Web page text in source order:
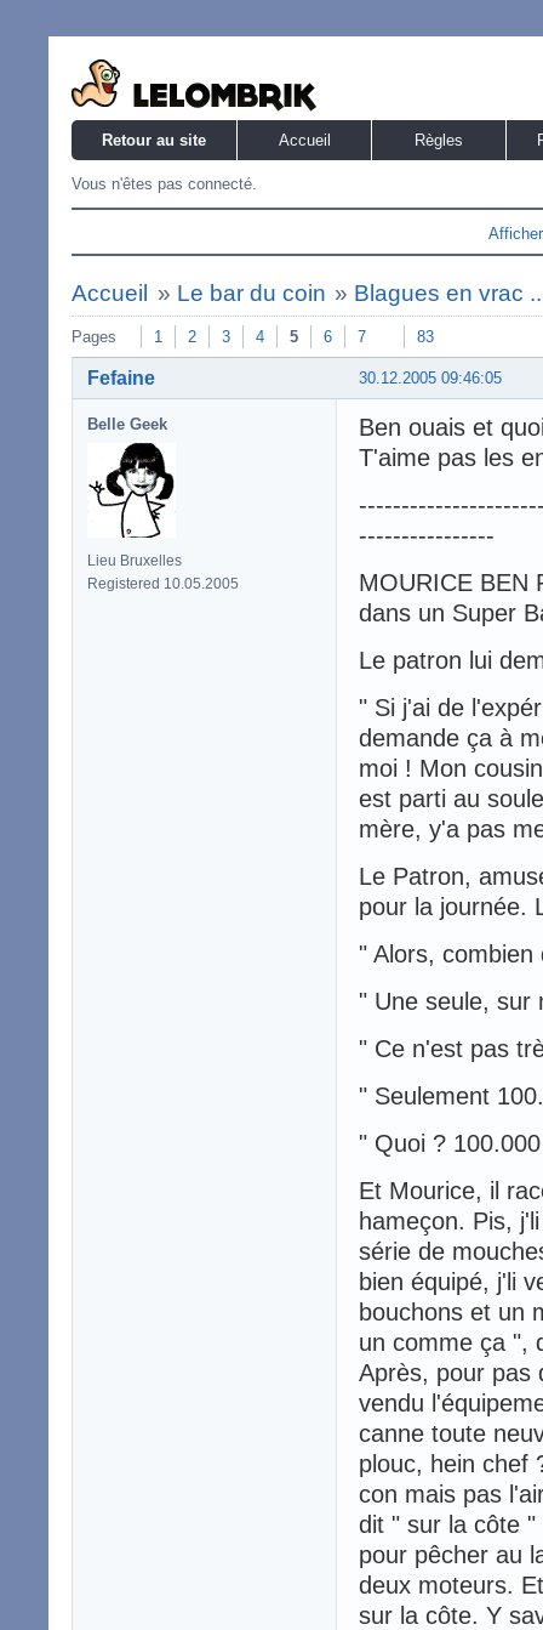
Retour au site Accueil Règles
Vous n'êtes pas connecté.
Accueil » Le bar du coin » Blagues en vrac
Pages 1 2 3 4 5 6 7 83
30.12.2005 09:46:05
Fefaine
Belle Geek
Lieu Bruxelles
Registered 10.05.2005
Ben ouais et
T'aime pas les
----------------
MOURICE BEN
dans un Super
Le patron lui
" Si j'ai de
demande ça à
moi ! Mon
est parti au
mère, y'a pas
Le Patron,
pour la journée.
" Alors,
" Une seule, sur
" Ce n'est pas
" Seulement
" Quoi ?
Et Mourice, il
hameçon. Pis,
série de
bien équipé, j'li
bouchons et un
un comme ça ",
Après, pour pas
vendu
canne toute
plouc, hein chef
con mais pas
dit " sur la côte "
pour pêcher au
deux moteurs.
sur la côte. Y